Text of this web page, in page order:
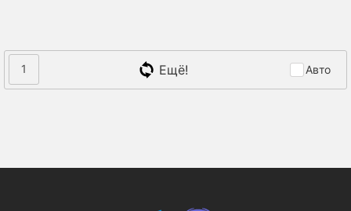
1 Ещё! Авто